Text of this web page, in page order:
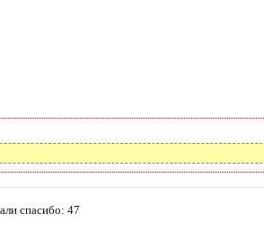
спасибо: 47